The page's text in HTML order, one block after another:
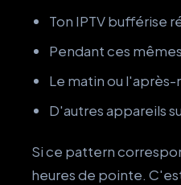
Ton IPTV bufférise
Pendant ces
Le matin ou
D'autres appareils
Si ce pattern
heures de pointe.